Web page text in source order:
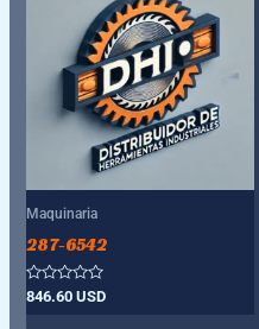
Maquinaria
287-6542
Valorado
846.60USD